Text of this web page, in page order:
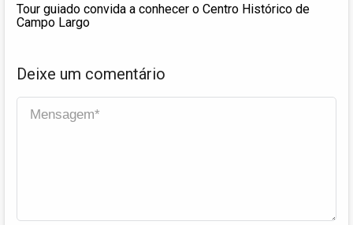
Tour guiado convida a conhecer o Centro Histórico de
Campo Largo
Deixe um comentário